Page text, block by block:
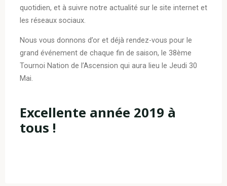
quotidien, et à suivre notre actualité sur le site internet et
les réseaux sociaux.
Nous vous donnons d’or et déjà rendez-vous pour le
grand événement de chaque fin de saison, le 38ème
Tournoi Nation de l’Ascension qui aura lieu le Jeudi 30
Mai.
Excellente année 2019 à
tous !